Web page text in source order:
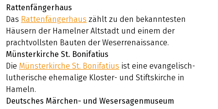
Rattenfängerhaus
Das Rattenfängerhaus zählt zu den bekanntesten
Häusern der Hamelner Altstadt und einem der
prachtvollsten Bauten der Weserrenaissance.
Münsterkirche St. Bonifatius
Die Münsterkirche St. Bonifatius ist eine evangelisch-
lutherische ehemalige Kloster- und Stiftskirche in
Hameln.
Deutsches Märchen- und Wesersagenmuseum